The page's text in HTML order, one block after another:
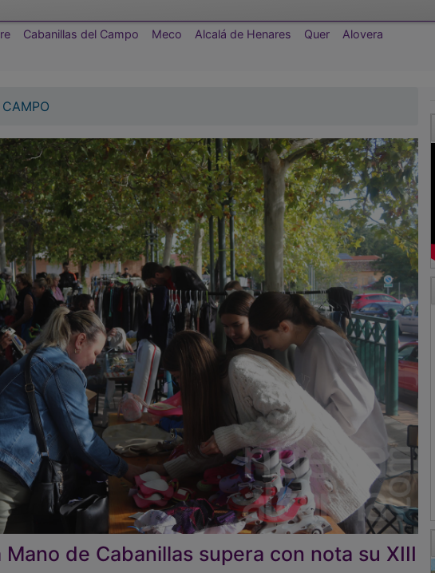
Cabanillas del Campo Meco Alcalá de Henares Quer
Alovera
de Cabanillas supera con nota su XIII